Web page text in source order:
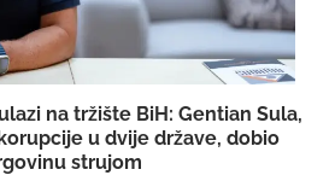
na tržište BiH: Gentian Sula,
u dvije države, dobio
strujom